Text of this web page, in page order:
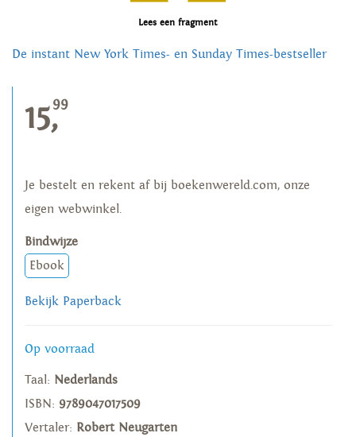
Lees een fragment
De instant New York Times- en Sunday Times-bestseller
15,99
Je bestelt en rekent af bij boekenwereld.com, onze
eigen webwinkel.
Bindwijze
Ebook
Bekijk Paperback
Op voorraad
Taal: Nederlands
ISBN: 9789047017509
Vertaler: Robert Neugarten